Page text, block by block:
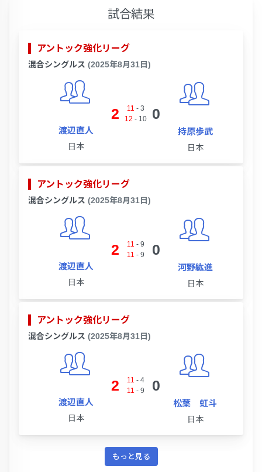
試合結果
アントック強化リーグ
混合シングルス (2025年8月31日)
渡辺直人
日本
2 11 - 3
12 - 10 0
持原歩武
日本
アントック強化リーグ
混合シングルス (2025年8月31日)
渡辺直人
日本
2 11 - 9
11 - 9 0
河野紘進
日本
アントック強化リーグ
混合シングルス (2025年8月31日)
渡辺直人
日本
2 11 - 4
11 - 9 0
松葉 虹斗
日本
もっと見る